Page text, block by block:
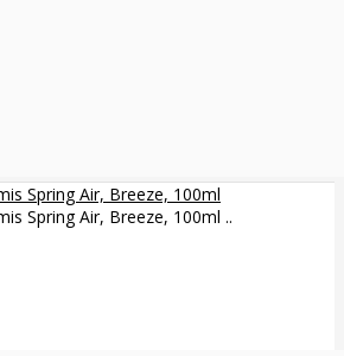
Spring Air, Breeze, 100ml
Spring Air, Breeze, 100ml ..